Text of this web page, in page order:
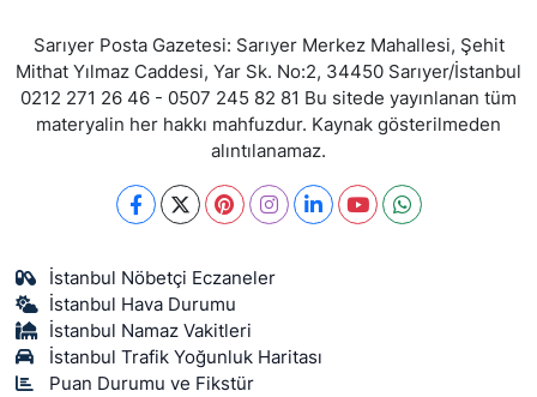
Sarıyer Posta Gazetesi: Sarıyer Merkez Mahallesi, Şehit
Mithat Yılmaz Caddesi, Yar Sk. No:2, 34450 Sarıyer/İstanbul
0212 271 26 46 - 0507 245 82 81 Bu sitede yayınlanan tüm
materyalin her hakkı mahfuzdur. Kaynak gösterilmeden
alıntılanamaz.
İstanbul Nöbetçi Eczaneler
İstanbul Hava Durumu
İstanbul Namaz Vakitleri
İstanbul Trafik Yoğunluk Haritası
Puan Durumu ve Fikstür